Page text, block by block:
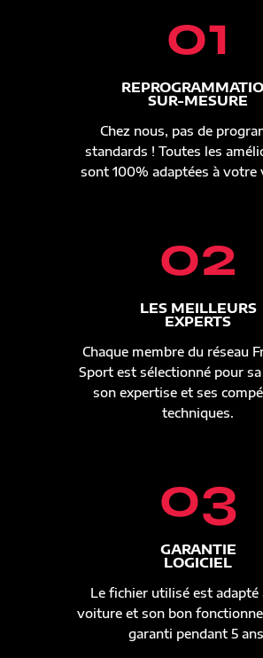
01
SUR-MESURE
Chez nous, pas de
standards ! Toutes les
sont 100% adaptées à votre
02
LES MEILLEURS
EXPERTS
Chaque membre du réseau
Sport est sélectionné pour
son expertise et ses
techniques.
03
GARANTIE
LOGICIEL
Le fichier utilisé est adapté
voiture et son bon
garanti pendant 5